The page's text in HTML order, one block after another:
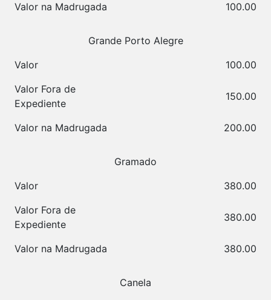
Valor na Madrugada 100.00
Grande Porto Alegre
Valor
100.00
Valor Fora de
Expediente
150.00
Valor na Madrugada 200.00
Gramado
Valor
380.00
Valor Fora de
Expediente
380.00
Valor na Madrugada 380.00
Canela